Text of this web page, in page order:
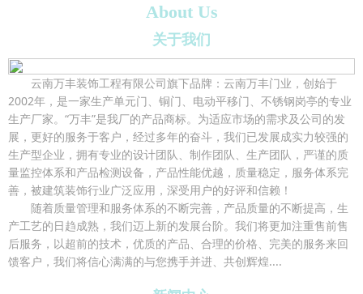
About Us
关于我们
云南万丰装饰工程有限公司旗下品牌：云南万丰门业，创始于
2002年，是一家生产单元门、铜门、电动平移门、不锈钢岗亭的专业
生产厂家。“万丰”是我厂的产品商标。为适应市场的需求及公司的发
展，更好的服务于客户，经过多年的奋斗，我们已发展成实力较强的
生产型企业，拥有专业的设计团队、制作团队、生产团队，严谨的质
量监控体系和产品检测设备，产品性能优越，质量稳定，服务体系完
善，被建筑装饰行业广泛应用，深受用户的好评和信赖！
随着质量管理和服务体系的不断完善，产品质量的不断提高，生
产工艺的日趋成熟，我们迈上新的发展台阶。我们将更加注重售前售
后服务，以超前的技术，优质的产品、合理的价格、完美的服务来回
馈客户，我们将信心满满的与您携手并进、共创辉煌....